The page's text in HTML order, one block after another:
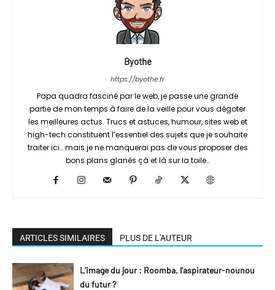
Byothe
https://byothe.fr
Papa quadra fasciné par le web, je passe une grande
partie de mon temps à faire de la veille pour vous dégoter
les meilleures actus. Trucs et astuces, humour, sites web et
high-tech constituent l’essentiel des sujets que je souhaite
traiter ici… mais je ne manquerai pas de vous proposer des
bons plans glanés çà et là sur la toile…
ARTICLES SIMILAIRES PLUS DE L'AUTEUR
L’image du jour : Roomba, l’aspirateur-nounou
du futur ?